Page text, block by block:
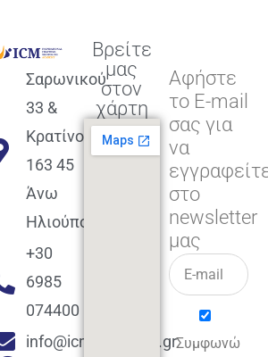
Σαρωνικού
33 &
Κρατίνου
163 45
Άνω
Ηλιούπολη
+30
6985
074400
info@icmacademy.gr
Βρείτε
μας
στον
χάρτη
Αφήστε
το E-mail
σας για
να
στο
newsletter
μας
Συμφωνώ